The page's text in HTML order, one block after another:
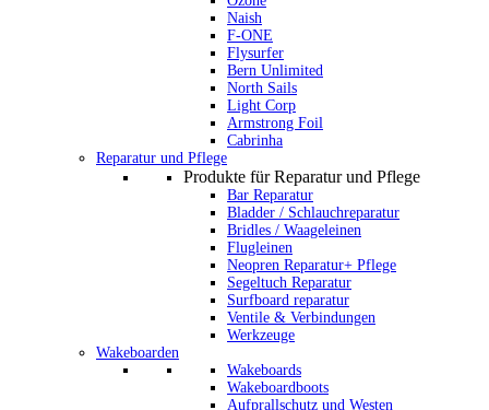
Naish
F-ONE
Flysurfer
Bern Unlimited
North Sails
Light Corp
Armstrong Foil
Cabrinha
Reparatur und Pflege
Produkte für Reparatur und Pflege
Bar Reparatur
Bladder / Schlauchreparatur
Bridles / Waageleinen
Flugleinen
Neopren Reparatur+ Pflege
Segeltuch Reparatur
Surfboard reparatur
Ventile & Verbindungen
Werkzeuge
Wakeboarden
Wakeboards
Wakeboardboots
Aufprallschutz und Westen